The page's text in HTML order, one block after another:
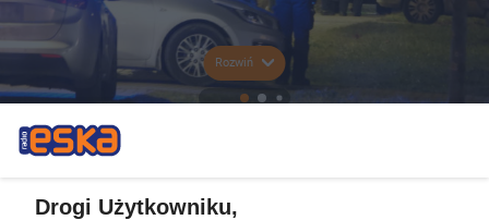
Rozwiń
Drogi Użytkowniku,